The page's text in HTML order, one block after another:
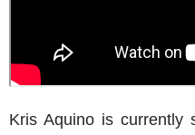
Kris Aquino is currently